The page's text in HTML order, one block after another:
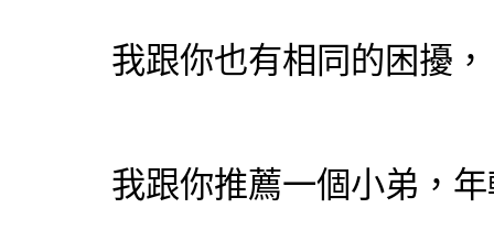
我跟你也有相同的困擾，
我跟你推薦一個小弟，